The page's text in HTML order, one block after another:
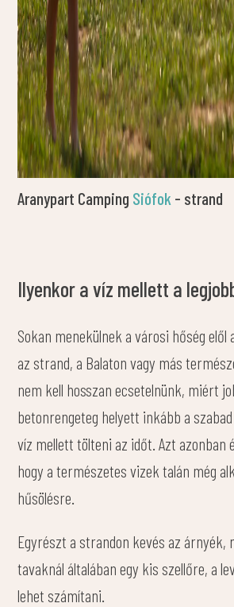
Aranypart Camping Siófok - strand
Ilyenkor a víz mellett a
Sokan menekülnek a városi hőség elől
az strand, a Balaton vagy más
nem kell hosszan ecsetelnünk, miért
betonrengeteg helyett inkább a
víz mellett tölteni az időt. Azt azonban
hogy a természetes vizek talán még
hűsölésre.
Egyrészt a strandon kevés az árnyék,
tavaknál általában egy kis szellőre, a
lehet számítani.